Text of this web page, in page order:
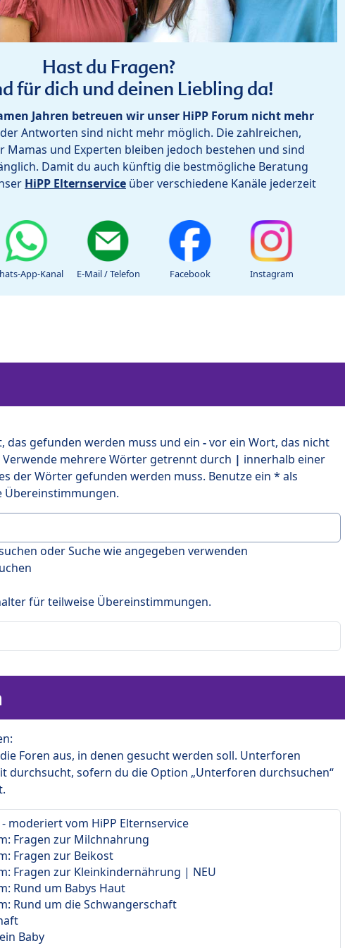
Hast du Fragen?
für dich und deinen Liebling da!
Jahren betreuen wir unser HiPP Forum nicht mehr
Antworten sind nicht mehr möglich. Die zahlreichen,
Mamas und Experten bleiben jedoch bestehen und sind
Damit du auch künftig die bestmögliche Beratung
HiPP Elternservice über verschiedene Kanäle jederzeit
App-Kanal E-Mail / Telefon Facebook Instagram
das gefunden werden muss und ein -vor ein Wort, das nicht
mehrere Wörter getrennt durch | innerhalb einer
der Wörter gefunden werden muss. Benutze ein * als
Übereinstimmungen.
oder Suche wie angegeben verwenden
für teilweise Übereinstimmungen.
Foren aus, in denen gesucht werden soll. Unterforen
durchsucht, sofern du die Option „Unterforen durchsuchen“